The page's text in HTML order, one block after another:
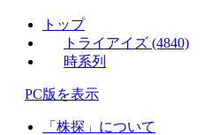
トップ
トライアイズ (4840)
時系列
PC版を表示
「株探」について